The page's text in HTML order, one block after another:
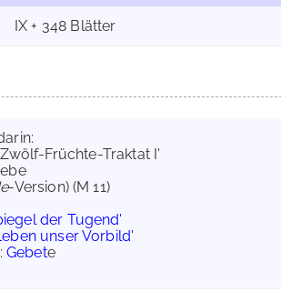
IX + 348 Blätter
Früchte-Traktat I'
-Version) (M 11)
der Tugend'
unser Vorbild'
: Gebete